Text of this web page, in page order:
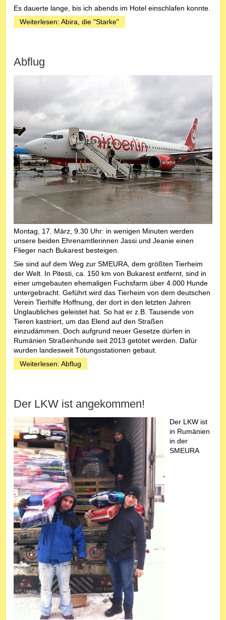
Es dauerte lange, bis ich abends im Hotel einschlafen konnte.
Weiterlesen: Abira, die "Starke"
Abflug
Montag, 17. März, 9.30 Uhr: in wenigen Minuten werden
unsere beiden Ehrenamtlerinnen Jassi und Jeanie einen
Flieger nach Bukarest besteigen.
Sie sind auf dem Weg zur SMEURA, dem größten Tierheim
der Welt. In Pitesti, ca. 150 km von Bukarest entfernt, sind in
einer umgebauten ehemaligen Fuchsfarm über 4.000 Hunde
untergebracht. Geführt wird das Tierheim von dem deutschen
Verein Tierhilfe Hoffnung, der dort in den letzten Jahren
Unglaubliches geleistet hat. So hat er z.B. Tausende von
Tieren kastriert, um das Elend auf den Straßen
einzudämmen. Doch aufgrund neuer Gesetze dürfen in
Rumänien Straßenhunde seit 2013 getötet werden. Dafür
wurden landesweit Tötungsstationen gebaut.
Weiterlesen: Abflug
Der LKW ist angekommen!
Der LKW ist
in Rumänien
in der
SMEURA